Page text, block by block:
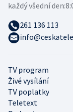
TV program
Živé vysílání
TV poplatky
Teletext
každý všední den:
261 136 113